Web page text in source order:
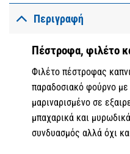
Περιγραφή
Πέστροφα, φιλέτο
Φιλέτο πέστροφας
παραδοσιακό φούρνο με
μαριναρισμένο σε
μπαχαρικά και
συνδυασμός αλλά όχι